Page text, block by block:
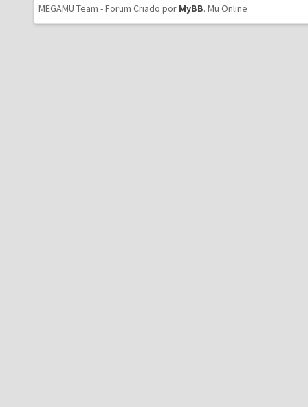
MEGAMU Team - Forum Criado por MyBB. Mu Online